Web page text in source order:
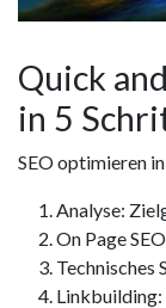
Quick
in 5
SEO optimieren
Analyse:
On Page
Technisches
Linkbuilding: